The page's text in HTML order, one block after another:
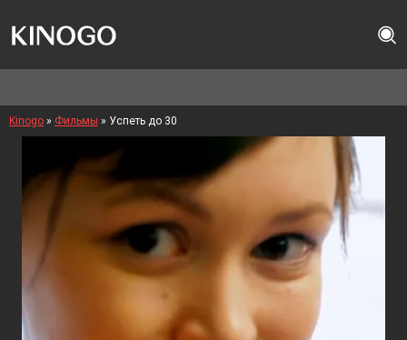
Kinogo » Фильмы » Успеть до 30